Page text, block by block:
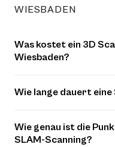
WIESBADEN
Was kostet ein 3D
Wiesbaden?
Wie lange dauert
Wie genau ist die
SLAM-Scanning?